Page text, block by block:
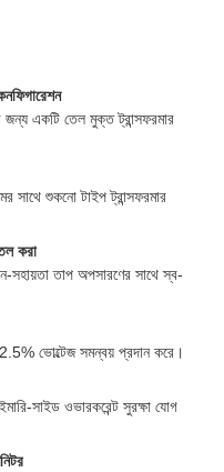
জন্য একটি তেল মুক্ত ট্রান্সফরমার
সাথে শুকনো টাইপ ট্রান্সফরমার
করা
সহায়তা তাপ অপসারণের সাথে স্ব-
ভোল্টেজ সমন্বয় প্রদান করে।
সাইড ওভারকরেন্ট সুরক্ষা যোগ